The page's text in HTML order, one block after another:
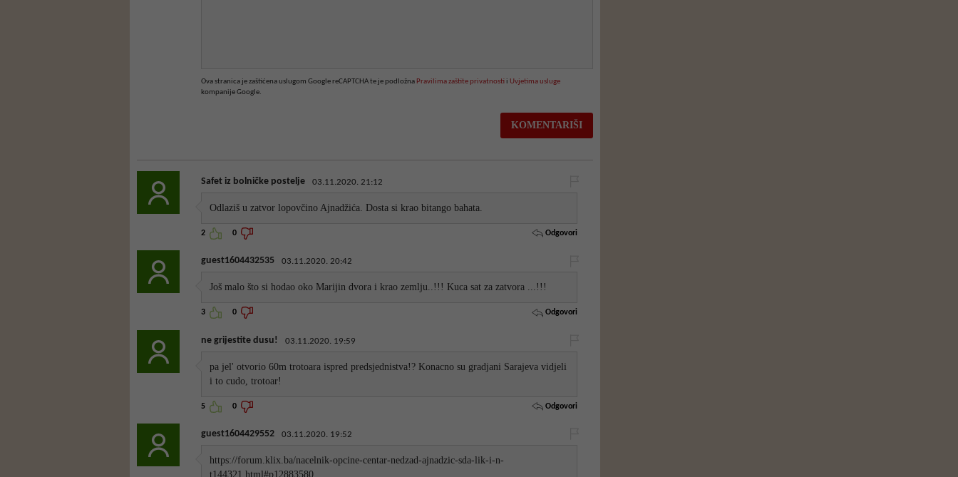
Ova stranica je zaštićena uslugom Google reCAPTCHA te je podložna Pravilima zaštite privatnostii Uvjetima usluge
kompanije Google.
Safet iz bolničke postelje 03.11.2020. 21:12
Odlaziš u zatvor lopovčino Ajnadžića. Dosta si krao bitango bahata.
2 0 Odgovori
guest1604432535 03.11.2020. 20:42
Još malo što si hodao oko Marijin dvora i krao zemlju..!!! Kuca sat za zatvora ...!!!
3 0 Odgovori
ne grijestite dusu! 03.11.2020. 19:59
pa jel' otvorio 60m trotoara ispred predsjednistva!? Konacno su gradjani Sarajeva vidjeli
i to cudo, trotoar!
5 0 Odgovori
guest1604429552 03.11.2020. 19:52
https://forum.klix.ba/nacelnik-opcine-centar-nedzad-ajnadzic-sda-lik-i-n-
t144321.html#p12883580